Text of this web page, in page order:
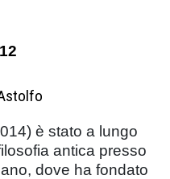
è stato a lungo
antica presso
dove ha fondato